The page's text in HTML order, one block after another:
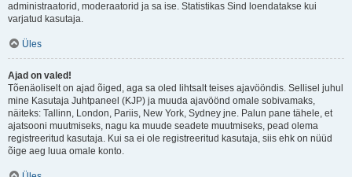
administraatorid, moderaatorid ja sa ise. Statistikas Sind loendatakse kui
varjatud kasutaja.
Üles
Ajad on valed!
Tõenäoliselt on ajad õiged, aga sa oled lihtsalt teises ajavööndis. Sellisel juhul
mine Kasutaja Juhtpaneel (KJP) ja muuda ajavöönd omale sobivamaks,
näiteks: Tallinn, London, Pariis, New York, Sydney jne. Palun pane tähele, et
ajatsooni muutmiseks, nagu ka muude seadete muutmiseks, pead olema
registreeritud kasutaja. Kui sa ei ole registreeritud kasutaja, siis ehk on nüüd
õige aeg luua omale konto.